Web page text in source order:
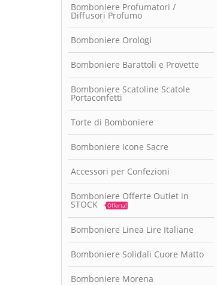
Bomboniere Profumatori /
Diffusori Profumo
Bomboniere Orologi
Bomboniere Barattoli e Provette
Bomboniere Scatoline Scatole
Portaconfetti
Torte di Bomboniere
Bomboniere Icone Sacre
Accessori per Confezioni
Bomboniere Offerte Outlet in
STOCK Offerta!
Bomboniere Linea Lire Italiane
Bomboniere Solidali Cuore Matto
Bomboniere Morena